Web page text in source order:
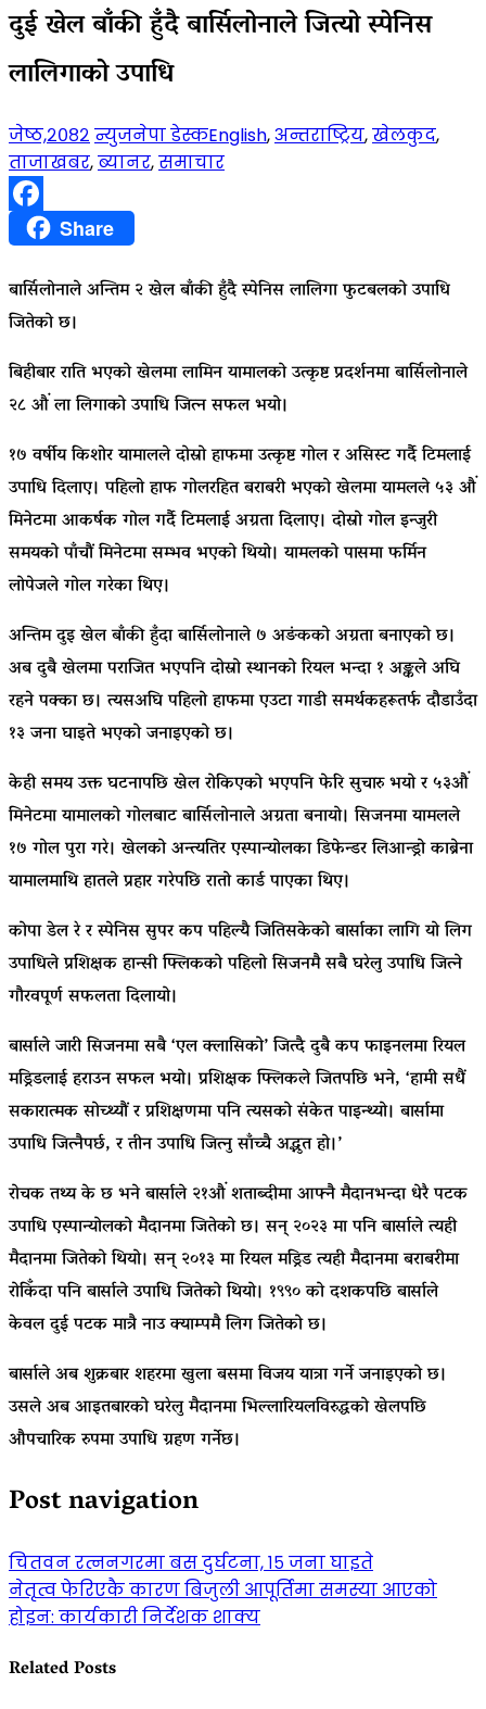
दुई खेल बाँकी हुँदै बार्सिलोनाले जित्यो स्पेनिस
लालिगाको उपाधि
जेष्ठ,२०८२ न्युजनेपा डेस्कEnglish,अन्तराष्ट्रिय,खेलकुद,
ताजाखबर,ब्यानर,समाचार
FacebookShare
बार्सिलोनाले अन्तिम २ खेल बाँकी हुँदै स्पेनिस लालिगा फुटबलको उपाधि
जितेको छ।
बिहीबार राति भएको खेलमा लामिन यामालको उत्कृष्ट प्रदर्शनमा बार्सिलोनाले
२८ औं ला लिगाको उपाधि जित्न सफल भयो।
१७ वर्षीय किशोर यामालले दोस्रो हाफमा उत्कृष्ट गोल र असिस्ट गर्दै टिमलाई
उपाधि दिलाए। पहिलो हाफ गोलरहित बराबरी भएको खेलमा यामलले ५३ औं
मिनेटमा आकर्षक गोल गर्दै टिमलाई अग्रता दिलाए। दोस्रो गोल इन्जुरी
समयको पाँचौं मिनेटमा सम्भव भएको थियो। यामलको पासमा फर्मिन
लोपेजले गोल गरेका थिए।
अन्तिम दुइ खेल बाँकी हुँदा बार्सिलोनाले ७ अङंकको अग्रता बनाएको छ।
अब दुबै खेलमा पराजित भएपनि दोस्रो स्थानको रियल भन्दा १ अङ्कले अघि
रहने पक्का छ। त्यसअघि पहिलो हाफमा एउटा गाडी समर्थकहरूतर्फ दौडाउँदा
१३ जना घाइते भएको जनाइएको छ।
केही समय उक्त घटनापछि खेल रोकिएको भएपनि फेरि सुचारु भयो र ५३औं
मिनेटमा यामालको गोलबाट बार्सिलोनाले अग्रता बनायो। सिजनमा यामलले
१७ गोल पुरा गरे। खेलको अन्त्यतिर एस्पान्योलका डिफेन्डर लिआन्ड्रो काब्रेना
यामालमाथि हातले प्रहार गरेपछि रातो कार्ड पाएका थिए।
कोपा डेल रे र स्पेनिस सुपर कप पहिल्यै जितिसकेको बार्साका लागि यो लिग
उपाधिले प्रशिक्षक हान्सी फ्लिकको पहिलो सिजनमै सबै घरेलु उपाधि जित्ने
गौरवपूर्ण सफलता दिलायो।
बार्साले जारी सिजनमा सबै ‘एल क्लासिको’ जित्दै दुबै कप फाइनलमा रियल
मड्रिडलाई हराउन सफल भयो। प्रशिक्षक फ्लिकले जितपछि भने, ‘हामी सधैं
सकारात्मक सोच्थ्यौं र प्रशिक्षणमा पनि त्यसको संकेत पाइन्थ्यो। बार्सामा
उपाधि जित्नैपर्छ, र तीन उपाधि जित्नु साँच्चै अद्भुत हो।’
रोचक तथ्य के छ भने बार्साले २१औं शताब्दीमा आफ्नै मैदानभन्दा धेरै पटक
उपाधि एस्पान्योलको मैदानमा जितेको छ। सन् २०२३ मा पनि बार्साले त्यही
मैदानमा जितेको थियो। सन् २०१३ मा रियल मड्रिड त्यही मैदानमा बराबरीमा
रोकिँदा पनि बार्साले उपाधि जितेको थियो। १९९० को दशकपछि बार्साले
केवल दुई पटक मात्रै नाउ क्याम्पमै लिग जितेको छ।
बार्साले अब शुक्रबार शहरमा खुला बसमा विजय यात्रा गर्ने जनाइएको छ।
उसले अब आइतबारको घरेलु मैदानमा भिल्लारियलविरुद्धको खेलपछि
औपचारिक रुपमा उपाधि ग्रहण गर्नेछ।
Post navigation
चितवन रत्ननगरमा बस दुर्घटना, १५ जना घाइते
नेतृत्व फेरिएकै कारण बिजुली आपूर्तिमा समस्या आएको
होइन: कार्यकारी निर्देशक शाक्य
Related Posts